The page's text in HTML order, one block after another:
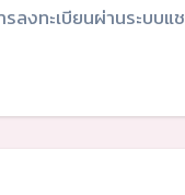
รลงทะเบียนผ่านระบ